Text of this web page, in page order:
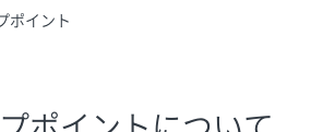
ポイント